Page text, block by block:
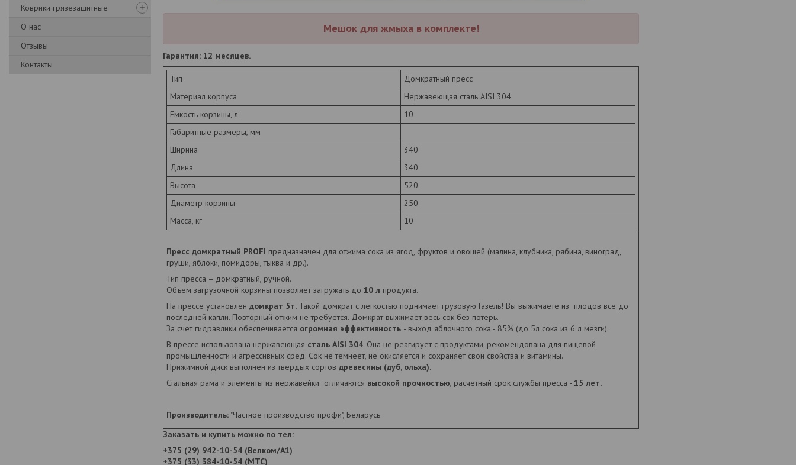
Коврики грязезащитные
О нас
Отзывы
Контакты
Мешок для жмыха в комплекте!
Гарантия: 12 месяцев.
Тип
Домкратный пресс
Материал корпуса
Нержавеющая сталь AISI 304
Емкость корзины, л
10
Габаритные размеры, мм
Ширина
340
Длина
340
Высота
520
Диаметр корзины
250
Масса, кг
10
Пресс домкратный PROFI предназначен для отжима сока из ягод, фруктов и овощей (малина, клубника, рябина, виноград,
груши, яблоки, помидоры, тыква и др.).
Тип пресса – домкратный, ручной.
Объем загрузочной корзины позволяет загружать до 10 л продукта.
На прессе установлен домкрат 5т. Такой домкрат с легкостью поднимает грузовую Газель! Вы выжимаете из плодов все до
последней капли. Повторный отжим не требуется. Домкрат выжимает весь сок без потерь.
За счет гидравлики обеспечивается огромная эффективность - выход яблочного сока - 85% (до 5л сока из 6 л мезги).
В прессе использована нержавеющая сталь AISI 304. Она не реагирует с продуктами, рекомендована для пищевой
промышленности и агрессивных сред. Сок не темнеет, не окисляется и сохраняет свои свойства и витамины.
Прижимной диск выполнен из твердых сортов древесины (дуб, ольха).
Стальная рама и элементы из нержавейки отличаются высокой прочностью, расчетный срок службы пресса - 15 лет.
Производитель: "Частное производство профи", Беларусь
Заказать и купить можно по тел:
+375 (29) 942-10-54 (Велком/А1)
+375 (33) 384-10-54 (МТС)